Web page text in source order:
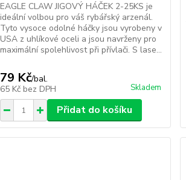
EAGLE CLAW JIGOVÝ HÁČEK 2-25KS je
ideální volbou pro váš rybářský arzenál.
Tyto vysoce odolné háčky jsou vyrobeny v
USA z uhlíkové oceli a jsou navrženy pro
maximální spolehlivost při přívlači. S lase...
79 Kč/bal.
65 Kč bez DPH Skladem
Přidat do košíku